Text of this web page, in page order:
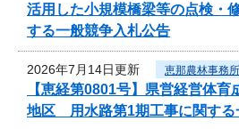
活用した小規模橋梁等の点検・
する一般競争入札公告
2026年7月14日更新 恵那農林事務所
【恵経第0801号】県営経営体
地区 用水路第1期工事に関する